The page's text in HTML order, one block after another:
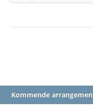
Kommende